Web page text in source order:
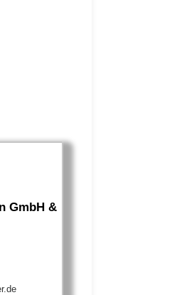
GmbH &